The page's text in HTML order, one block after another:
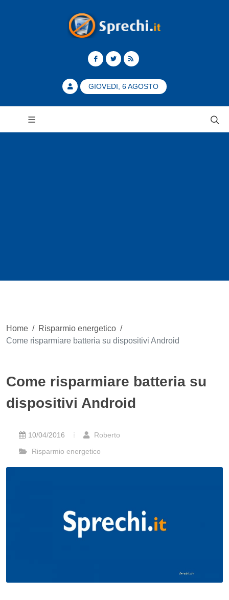
GIOVEDI, 6 AGOSTO
Home / Risparmio energetico /
Come risparmiare batteria su dispositivi Android
Come risparmiare batteria su
dispositivi Android
10/04/2016
Roberto
Risparmio energetico